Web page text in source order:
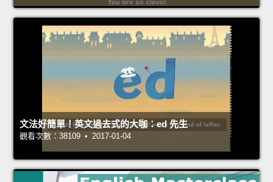
文法好簡單！英文過去式的大咖：ed 先生
觀看次數：38109 • 2017-01-04